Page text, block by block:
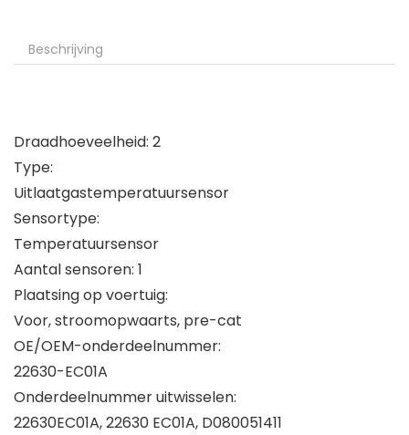
Beschrijving
Draadhoeveelheid: 2
Type:
Uitlaatgastemperatuursensor
Sensortype:
Temperatuursensor
Aantal sensoren: 1
Plaatsing op voertuig:
Voor, stroomopwaarts, pre-cat
OE/OEM-onderdeelnummer:
22630-EC01A
Onderdeelnummer uitwisselen:
22630EC01A, 22630 EC01A, D080051411